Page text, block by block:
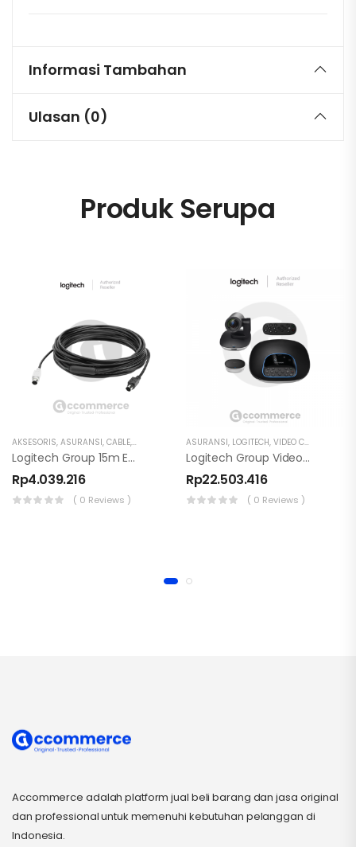
Informasi Tambahan
Ulasan (0)
Produk Serupa
AKSESORIS, ASURANSI, CABLE, LOGITECH
Logitech Group 15m Extended Cable
Rp4.039.216
( 0 Reviews )
ASURANSI, LOGITECH, VIDEO CONFERENCE
Logitech Group Video Conference System
Rp22.503.416
( 0 Reviews )
Accommerce adalah platform jual beli barang dan jasa original
dan professional untuk memenuhi kebutuhan pelanggan di
Indonesia.